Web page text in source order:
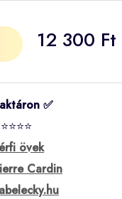
12 300 Ft
✅
övek
Cardin